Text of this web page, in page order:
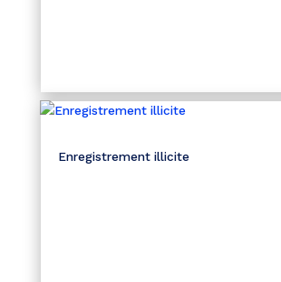
Enregistrement illicite